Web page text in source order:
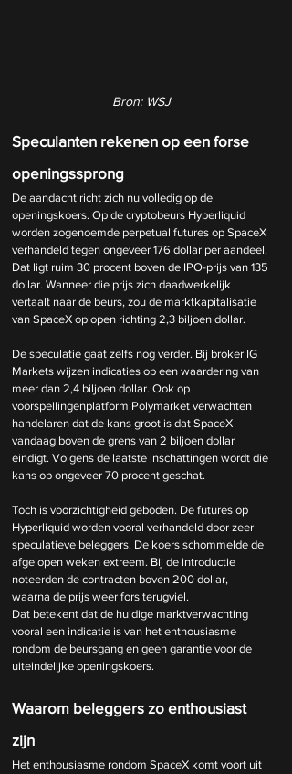
Bron: WSJ
Speculanten rekenen op een forse
openingssprong
De aandacht richt zich nu volledig op de
openingskoers. Op de cryptobeurs Hyperliquid
worden zogenoemde perpetual futures op SpaceX
verhandeld tegen ongeveer 176 dollar per aandeel.
Dat ligt ruim 30 procent boven de IPO-prijs van 135
dollar. Wanneer die prijs zich daadwerkelijk
vertaalt naar de beurs, zou de marktkapitalisatie
van SpaceX oplopen richting 2,3 biljoen dollar.
De speculatie gaat zelfs nog verder. Bij broker IG
Markets wijzen indicaties op een waardering van
meer dan 2,4 biljoen dollar. Ook op
voorspellingenplatform Polymarket verwachten
handelaren dat de kans groot is dat SpaceX
vandaag boven de grens van 2 biljoen dollar
eindigt. Volgens de laatste inschattingen wordt die
kans op ongeveer 70 procent geschat.
Toch is voorzichtigheid geboden. De futures op
Hyperliquid worden vooral verhandeld door zeer
speculatieve beleggers. De koers schommelde de
afgelopen weken extreem. Bij de introductie
noteerden de contracten boven 200 dollar,
waarna de prijs weer fors terugviel.
Dat betekent dat de huidige marktverwachting
vooral een indicatie is van het enthousiasme
rondom de beursgang en geen garantie voor de
uiteindelijke openingskoers.
Waarom beleggers zo enthousiast
zijn
Het enthousiasme rondom SpaceX komt voort uit